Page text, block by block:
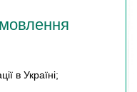
в Україні;